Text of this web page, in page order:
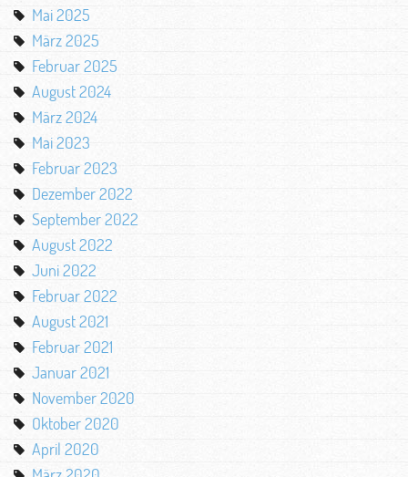
Mai 2025
März 2025
Februar 2025
August 2024
März 2024
Mai 2023
Februar 2023
Dezember 2022
September 2022
August 2022
Juni 2022
Februar 2022
August 2021
Februar 2021
Januar 2021
November 2020
Oktober 2020
April 2020